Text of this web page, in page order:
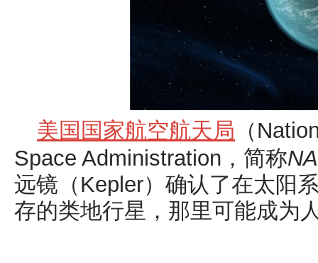
美国国家航空航天局 （
Space Administration，简称
远镜（ Kepler）确认了在太阳
存的类地行星，那里可能成为